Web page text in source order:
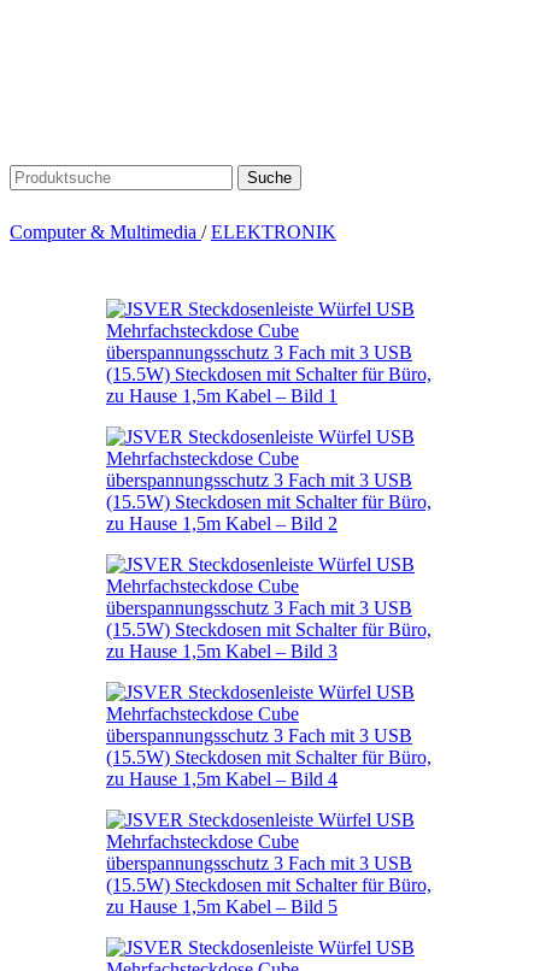
Suche
Computer & Multimedia / ELEKTRONIK